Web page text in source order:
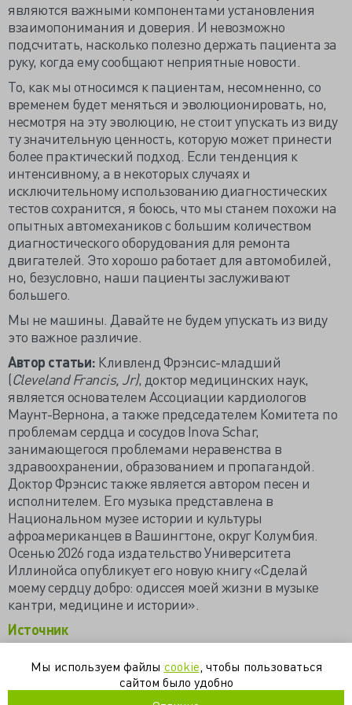
являются важными компонентами установления
взаимопонимания и доверия. И невозможно
подсчитать, насколько полезно держать пациента за
руку, когда ему сообщают неприятные новости.
То, как мы относимся к пациентам, несомненно, со
временем будет меняться и эволюционировать, но,
несмотря на эту эволюцию, не стоит упускать из виду
ту значительную ценность, которую может принести
более практический подход. Если тенденция к
интенсивному, а в некоторых случаях и
исключительному использованию диагностических
тестов сохранится, я боюсь, что мы станем похожи на
опытных автомехаников с большим количеством
диагностического оборудования для ремонта
двигателей. Это хорошо работает для автомобилей,
но, безусловно, наши пациенты заслуживают
большего.
Мы не машины. Давайте не будем упускать из виду
это важное различие.
Автор статьи: Кливленд Фрэнсис-младший
(Cleveland Francis, Jr), доктор медицинских наук,
является основателем Ассоциации кардиологов
Маунт-Вернона, а также председателем Комитета по
проблемам сердца и сосудов Inova Schar,
занимающегося проблемами неравенства в
здравоохранении, образованием и пропагандой.
Доктор Фрэнсис также является автором песен и
исполнителем. Его музыка представлена в
Национальном музее истории и культуры
афроамериканцев в Вашингтоне, округ Колумбия.
Осенью 2026 года издательство Университета
Иллинойса опубликует его новую книгу «Сделай
моему сердцу добро: одиссея моей жизни в музыке
кантри, медицине и истории».
Источник
организация здравоохранения пальпация пульс
терапия
Мы используем файлы cookie , чтобы пользоваться
сайтом было удобно